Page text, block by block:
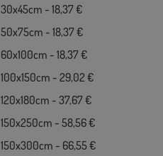
30x45cm - 18,37 €
50x75cm - 18,37 €
60x100cm - 18,37 €
100x150cm - 29,02 €
120x180cm - 37,67 €
150x250cm - 58,56 €
150x300cm - 66,55 €